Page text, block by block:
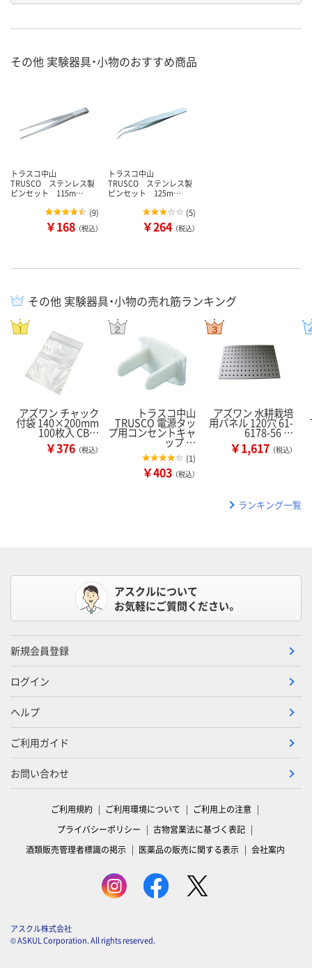
その他 実験器具・小物のおすすめ商品
トラスコ中山
TRUSCO ステンレス製
ピンセット 115m…
(9)
￥168 （税込）
トラスコ中山
TRUSCO ステンレス製
ピンセット 125m…
(5)
￥264 （税込）
その他 実験器具・小物の売れ筋ランキング
アズワン チャック
付袋 140×200mm
100枚入 CB…
￥376 （税込）
トラスコ中山
TRUSCO 電源タッ
プ用コンセントキャ
ップ …
(1)
￥403 （税込）
アズワン 水耕栽培
用パネル 120穴 61-
6178-56 …
￥1,617 （税込）
ランキング一覧
アスクルについて
お気軽にご質問ください。
新規会員登録
ログイン
ヘルプ
ご利用ガイド
お問い合わせ
ご利用規約 ご利用環境について
ご利用上の注意
プライバシーポリシー
古物営業法に基づく表記
酒類販売管理者標識の掲示
医薬品の販売に関する表示 会社案内
アスクル株式会社
© ASKUL Corporation. All rights reserved.